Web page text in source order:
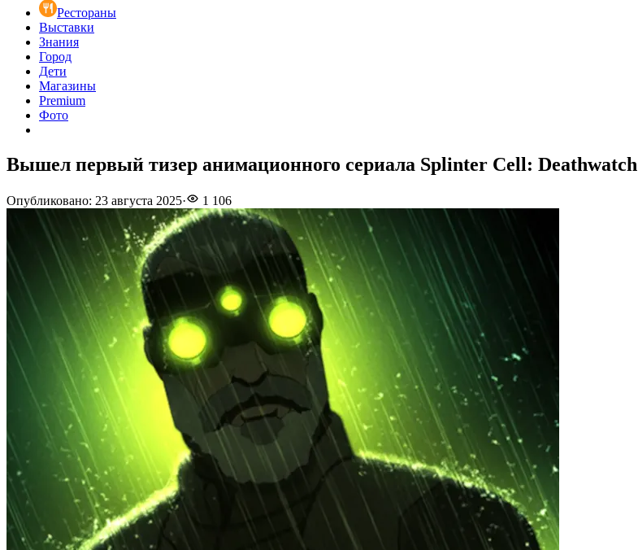
Рестораны
Выставки
Знания
Город
Дети
Магазины
Premium
Фото
Вышел первый тизер анимационного сериала Splinter Cell: Deathwatch
Опубликовано: 23 августа 2025· 1 106